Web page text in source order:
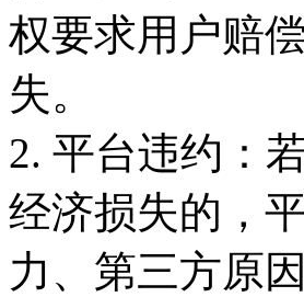
权要求用户赔
失。
2. 平台违约：
经济损失的，
力、第三方原